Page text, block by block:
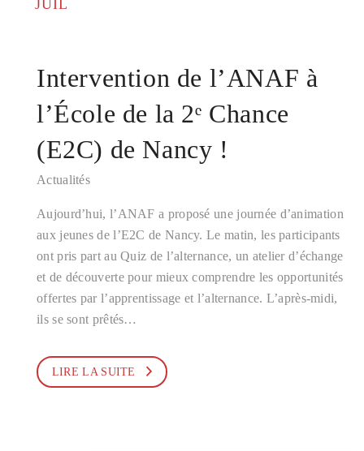
JUIL
Intervention de l’ANAF à
l’École de la 2ᵉ Chance
(E2C) de Nancy !
Actualités
Aujourd’hui, l’ANAF a proposé une journée d’animation
aux jeunes de l’E2C de Nancy. Le matin, les participants
ont pris part au Quiz de l’alternance, un atelier d’échange
et de découverte pour mieux comprendre les opportunités
offertes par l’apprentissage et l’alternance. L’après-midi,
ils se sont prêtés…
LIRE LA SUITE